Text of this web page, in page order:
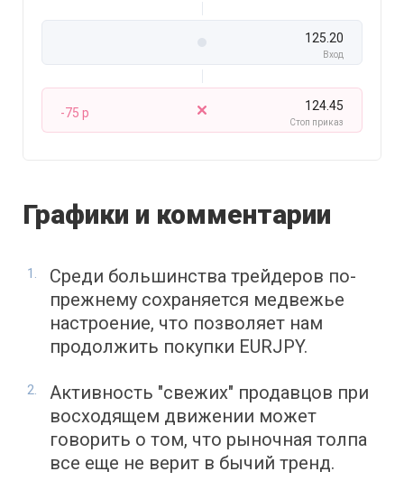
125.20
Вход
-75 p 124.45
Стоп приказ
Графики и комментарии
Среди большинства трейдеров по-
прежнему сохраняется медвежье
настроение, что позволяет нам
продолжить покупки EURJPY.
Активность "свежих" продавцов при
восходящем движении может
говорить о том, что рыночная толпа
все еще не верит в бычий тренд.